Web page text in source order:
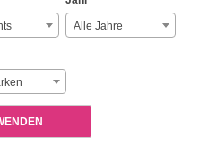
Alle Jahre